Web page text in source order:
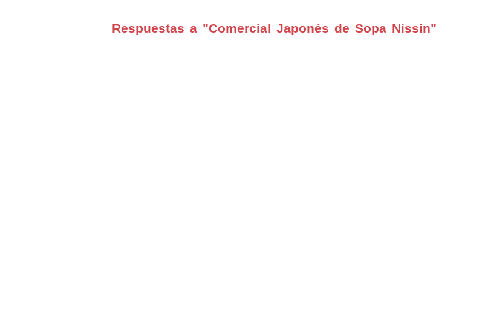
Respuestas a "Comercial Japonés de Sopa Nissin"